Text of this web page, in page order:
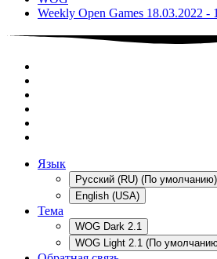
Weekly Open Games 18.03.2022 -
Язык
Русский (RU) (По умолчанию)
English (USA)
Тема
WOG Dark 2.1
WOG Light 2.1 (По